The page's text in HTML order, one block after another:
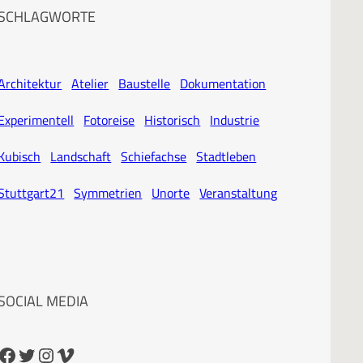
Atelier Baustelle Dokumentation
Fotoreise Historisch Industrie
Landschaft Schiefachse Stadtleben
Symmetrien Unorte Veranstaltung
MEDIA
Twitter InstagramVimeo